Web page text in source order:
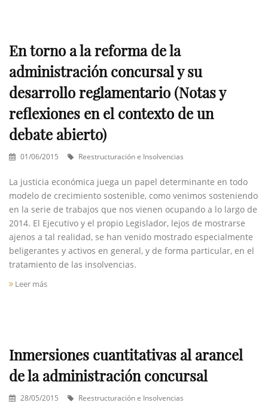
En torno a la reforma de la
administración concursal y su
desarrollo reglamentario (Notas y
reflexiones en el contexto de un
debate abierto)
01/06/2015 Reestructuración e Insolvencias
La justicia económica juega un papel determinante en todo
modelo de crecimiento sostenible, como venimos sosteniendo
en la serie de trabajos que nos vienen ocupando a lo largo de
2014. El Ejecutivo y el propio Legislador, lejos de mostrarse
ajenos a tal realidad, se han venido mostrado especialmente
beligerantes y activos en general, y de forma particular, en el
tratamiento de las insolvencias.
Leer más
Inmersiones cuantitativas al arancel
de la administración concursal
28/05/2015 Reestructuración e Insolvencias